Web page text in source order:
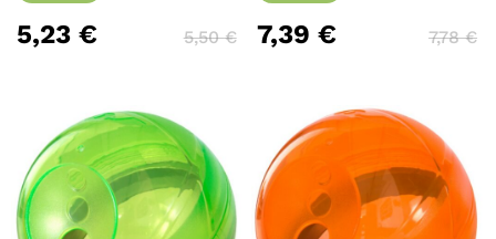
5,23 € 5,50€ 7,39€ 7,78€